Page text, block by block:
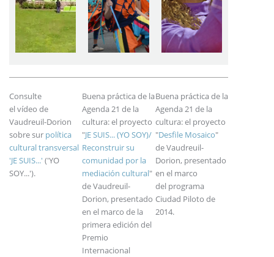
Consulte
el vídeo de
Vaudreuil-Dorion
sobre sur política
cultural transversal
'JE SUIS...' ('YO
SOY...').
Buena práctica de la
Agenda 21 de la
cultura: el proyecto
"JE SUIS... (YO SOY)/
Reconstruir su
comunidad por la
mediación cultural"
de Vaudreuil-
Dorion, presentado
en el marco de la
primera edición del
Premio
Internacional
Buena práctica de la
Agenda 21 de la
cultura: el proyecto
"Desfile Mosaico"
de Vaudreuil-
Dorion, presentado
en el marco
del programa
Ciudad Piloto de
2014.